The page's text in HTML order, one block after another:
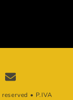
• P.IVA